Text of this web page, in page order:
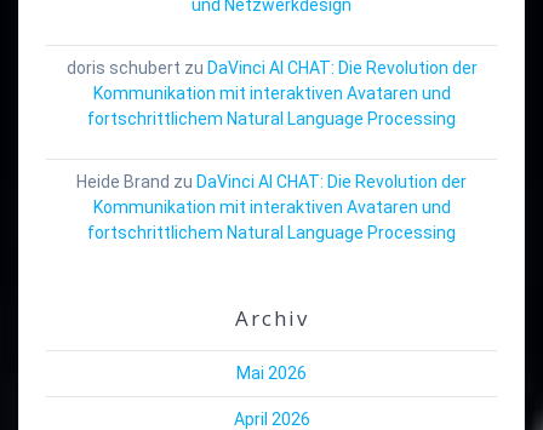
und Netzwerkdesign
doris schubert zu DaVinci AI CHAT: Die Revolution der
Kommunikation mit interaktiven Avataren und
fortschrittlichem Natural Language Processing
Heide Brand zu DaVinci AI CHAT: Die Revolution der
Kommunikation mit interaktiven Avataren und
fortschrittlichem Natural Language Processing
Archiv
Mai 2026
April 2026